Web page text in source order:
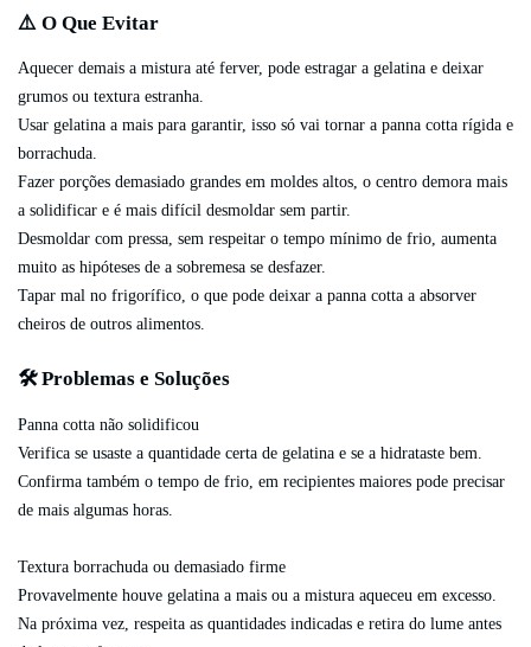
⚠️ O Que Evitar
Aquecer demais a mistura até ferver, pode estragar a gelatina e deixar
grumos ou textura estranha.
Usar gelatina a mais para garantir, isso só vai tornar a panna cotta rígida e
borrachuda.
Fazer porções demasiado grandes em moldes altos, o centro demora mais
a solidificar e é mais difícil desmoldar sem partir.
Desmoldar com pressa, sem respeitar o tempo mínimo de frio, aumenta
muito as hipóteses de a sobremesa se desfazer.
Tapar mal no frigorífico, o que pode deixar a panna cotta a absorver
cheiros de outros alimentos.
🛠️ Problemas e Soluções
Panna cotta não solidificou
Verifica se usaste a quantidade certa de gelatina e se a hidrataste bem.
Confirma também o tempo de frio, em recipientes maiores pode precisar
de mais algumas horas.
Textura borrachuda ou demasiado firme
Provavelmente houve gelatina a mais ou a mistura aqueceu em excesso.
Na próxima vez, respeita as quantidades indicadas e retira do lume antes